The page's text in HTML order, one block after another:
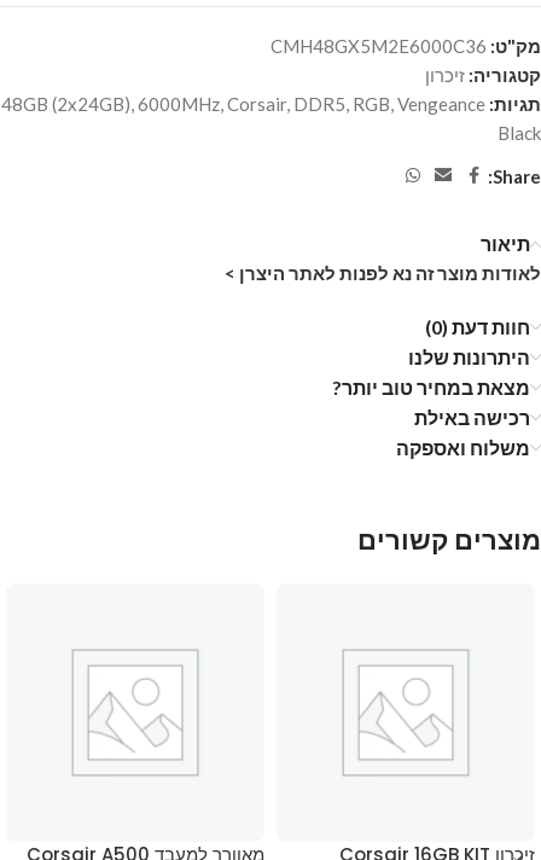
מק"ט: CMH48GX5M2E6000C36
קטגוריה: זיכרון
תגיות:
48GB (2x24GB),6000MHz,Corsair, DDR5, RGB,Vengeance
Black
Share:
תיאור
לאודות מוצר זה נא לפנות לאתר היצרן >
חוות דעת (0)
היתרונות שלנו
מצאת במחיר טוב יותר?
רכישה באילת
משלוח ואספקה
מוצרים קשורים
זיכרון Corsair 16GB KIT
מאוורר למעבד Corsair A500